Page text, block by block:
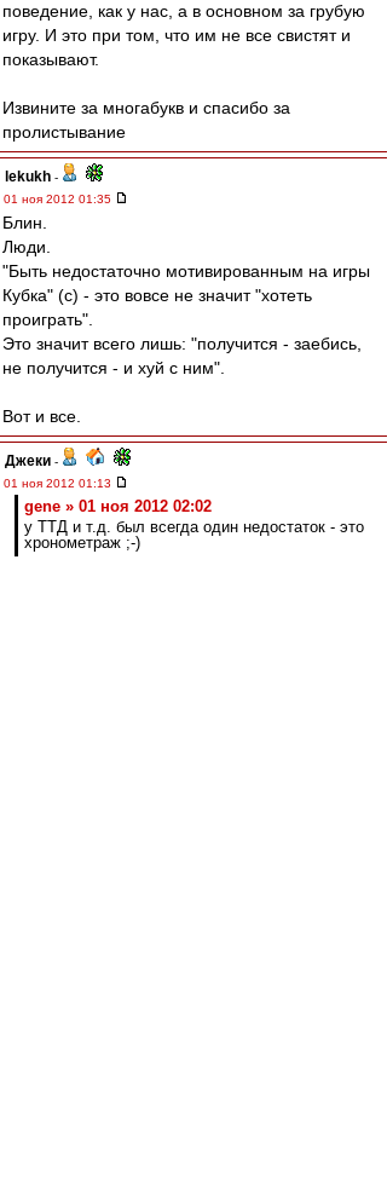
поведение, как у нас, а в основном за грубую
игру. И это при том, что им не все свистят и
показывают.
Извините за многабукв и спасибо за
пролистывание
lekukh -
01 ноя 2012 01:35
Блин.
Люди.
"Быть недостаточно мотивированным на игры
Кубка" (с) - это вовсе не значит "хотеть
проиграть".
Это значит всего лишь: "получится - заебись,
не получится - и хуй с ним".
Вот и все.
Джеки -
01 ноя 2012 01:13
gene » 01 ноя 2012 02:02
у ТТД и т.д. был всегда один недостаток - это
хронометраж ;-)